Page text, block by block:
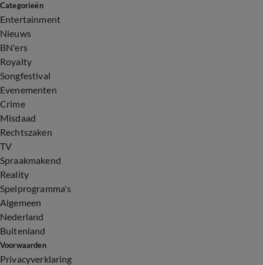
Categorieën
Entertainment
Nieuws
BN'ers
Royalty
Songfestival
Evenementen
Crime
Misdaad
Rechtszaken
TV
Spraakmakend
Reality
Spelprogramma's
Algemeen
Nederland
Buitenland
Voorwaarden
Privacyverklaring